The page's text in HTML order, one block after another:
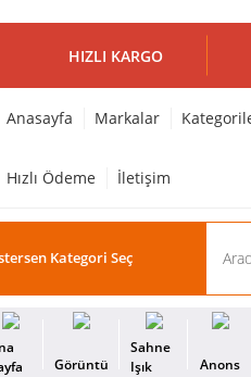
HIZLI KARGO
Anasayfa Markalar
Hızlı Ödeme İletişim
Görüntü
Sahne
Işık
Anons